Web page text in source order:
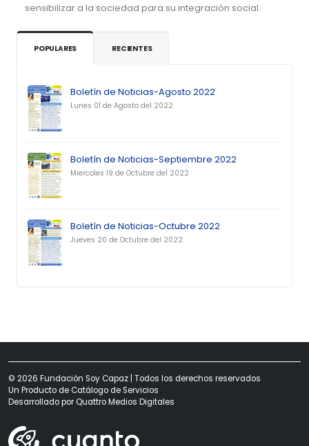
sensibilizar a la sociedad para su integración social.
POPULARES RECIENTES
Boletín de Noticias-Agosto 2022
Lunes 01 de Agosto del 2022
Boletín de Noticias-Septiembre 2022
Miercoles 19 de Octubre del 2022
Boletín de Noticias-Octubre 2022
Jueves 20 de Octubre del 2022
© 2026 Fundación Soy Capaz | Todos los derechos reservados
Un Producto deCatálogo de Servicios
Desarrollado porQuattro Medios Digitales